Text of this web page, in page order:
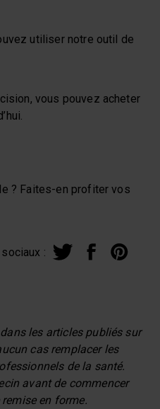
utiliser notre outil de
vous pouvez acheter
? Faites-en profiter vos
:
les articles publiés sur
cas remplacer les
de la santé.
avant de commencer
en forme.